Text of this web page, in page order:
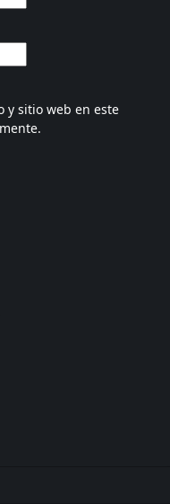
y sitio web en este